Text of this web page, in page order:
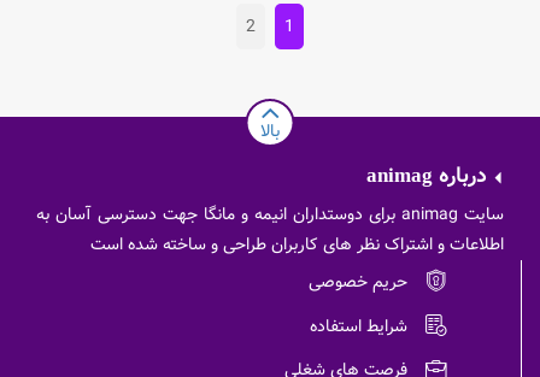
1
2
بالا
درباره animag
سایت animag برای دوستداران انیمه و مانگا جهت دسترسی آسان به
اطلاعات و اشتراک نظر های کاربران طراحی و ساخته شده است
حریم خصوصی
شرایط استفاده
فرصت های شغلی